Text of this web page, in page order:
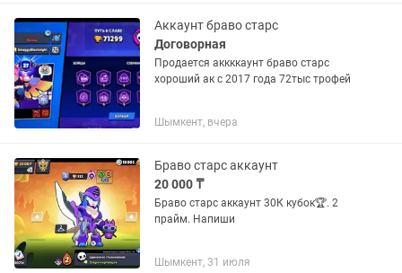
Аккаунт браво старс
Договорная
Продается аккккаунт браво старс
хороший ак с 2017 года 72тыс трофей
Шымкент, вчера
Браво старс аккаунт
20 000 ₸
Браво старс аккаунт 30К кубок🏆. 2
прайм. Напиши
Шымкент, 31 июля